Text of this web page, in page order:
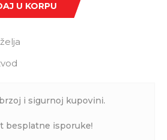
U KORPU
i sigurnoj kupovini.
besplatne isporuke!